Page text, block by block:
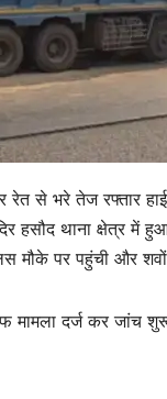
रेत से भरे तेज रफ्तार
हसौद थाना क्षेत्र में
मौके पर पहुंची और
मामला दर्ज कर जांच